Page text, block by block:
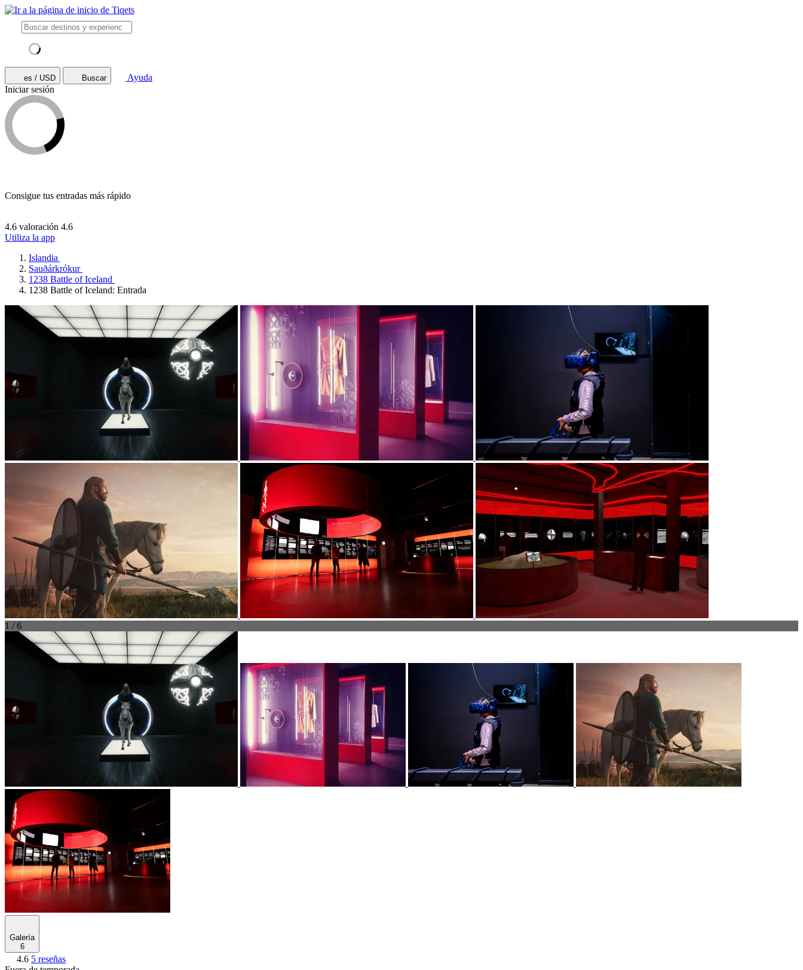
es / USD Buscar
Ayuda
Iniciar sesión
Consigue tus entradas más rápido
4.6 valoración 4.6
Utiliza la app
Islandia
Sauðárkrókur
1238 Battle of Iceland
1238 Battle of Iceland: Entrada
1 / 6
Galería
6
4.6 5 reseñas